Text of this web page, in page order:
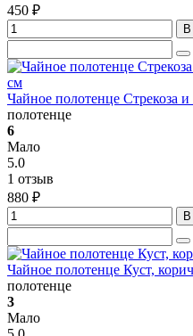
450 ₽
В
Чайное полотенце Стрекоза
полотенце
6
Мало
5.0
1 отзыв
880 ₽
В
Чайное полотенце Куст,
полотенце
3
Мало